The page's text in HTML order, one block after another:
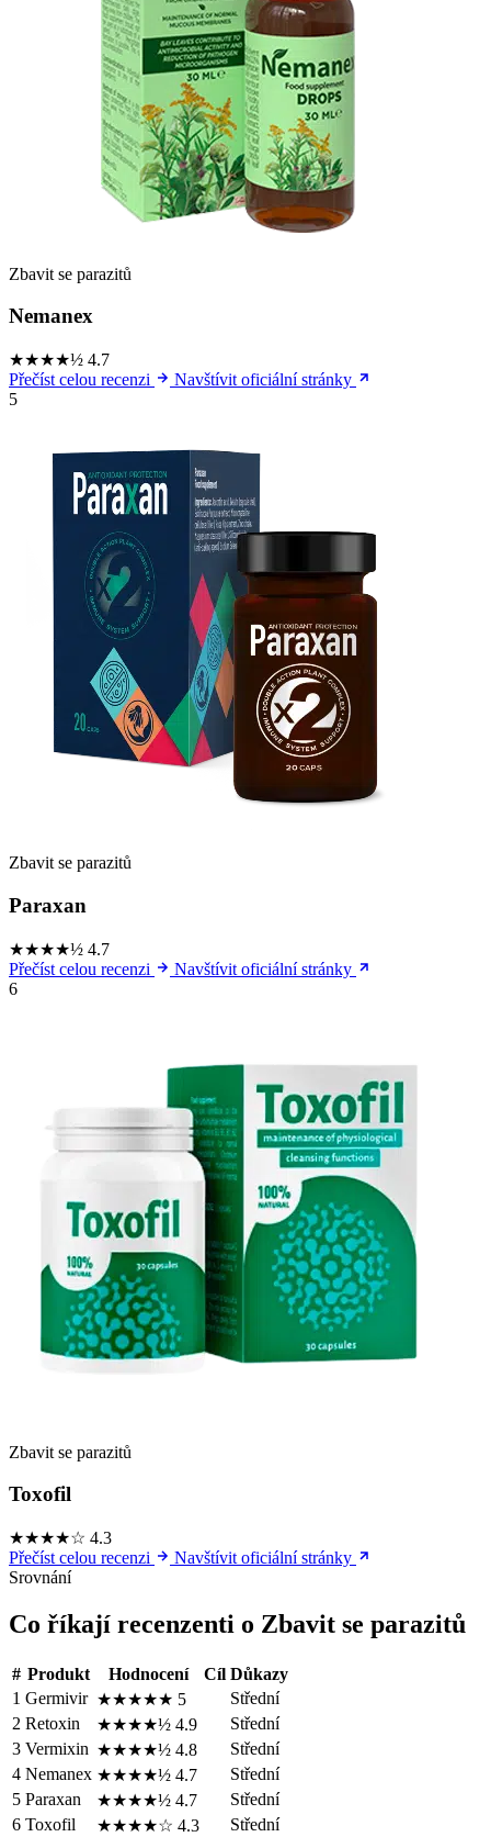
Zbavit se parazitů
Nemanex
★★★★½ 4.7
Přečíst celou recenzi
Navštívit oficiální stránky
5
Zbavit se parazitů
Paraxan
★★★★½ 4.7
Přečíst celou recenzi
Navštívit oficiální stránky
6
Zbavit se parazitů
Toxofil
★★★★☆ 4.3
Přečíst celou recenzi
Navštívit oficiální stránky
Srovnání
Co říkají recenzenti o Zbavit se parazitů
# Produkt Hodnocení Cíl Důkazy
1 Germivir ★★★★★ 5
Střední
2 Retoxin ★★★★½ 4.9
Střední
3 Vermixin ★★★★½ 4.8
Střední
4 Nemanex ★★★★½ 4.7
Střední
5 Paraxan ★★★★½ 4.7
Střední
6 Toxofil ★★★★☆ 4.3
Střední